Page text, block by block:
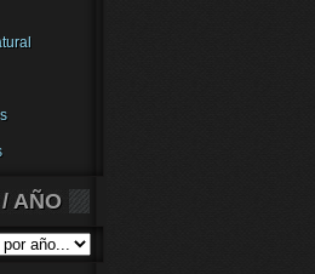
AÑO